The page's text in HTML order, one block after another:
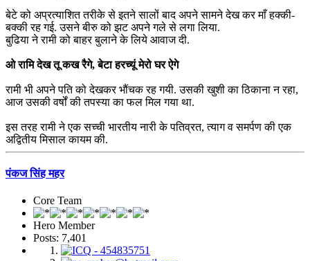
बेटे को अप्रत्याशित तरीके से इतने सालों बाद अपने सामने देख कर माँ हक्की-
बक्की रह गई. उसने बीरु को झट अपने गले से लगा लिया.
बुढिया ने रामी को बाहर बुलाने के लिये आवाज दी.
ओ रामि देख तू कख रैगे, बेटा हरच्यूं मेरो घर ऐगे
रामी भी अपने पति को देखकर भौंचक रह गयी. उसकी खुशी का ठिकाना न रहा,
आज उसकी वर्षों की तपस्या का फल मिल गया था.
इस तरह रामी ने एक सच्ची भारतीय नारी के पतिव्रत, त्याग व समर्पण की एक
अद्वितीय मिसाल कायम की.
पंकज सिंह महर
Core Team
Hero Member
Posts: 7,401